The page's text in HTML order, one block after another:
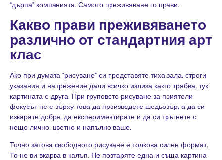
“дърпа” компанията. Самото преживяване го прави.
Какво прави преживяването
различно от стандартния арт
клас
Ако при думата “рисуване” си представяте тиха зала, строги
указания и напрежение дали всичко излиза както трябва, тук
картината е друга. При груповото рисуване за приятели
фокусът не е върху това да произведете шедьовър, а да си
изкарате добре, да експериментирате и да си тръгнете с
нещо лично, цветно и напълно ваше.
Точно затова свободното рисуване е толкова силен формат.
То не ви вкарва в калъп. Не повтаряте една и съща картина